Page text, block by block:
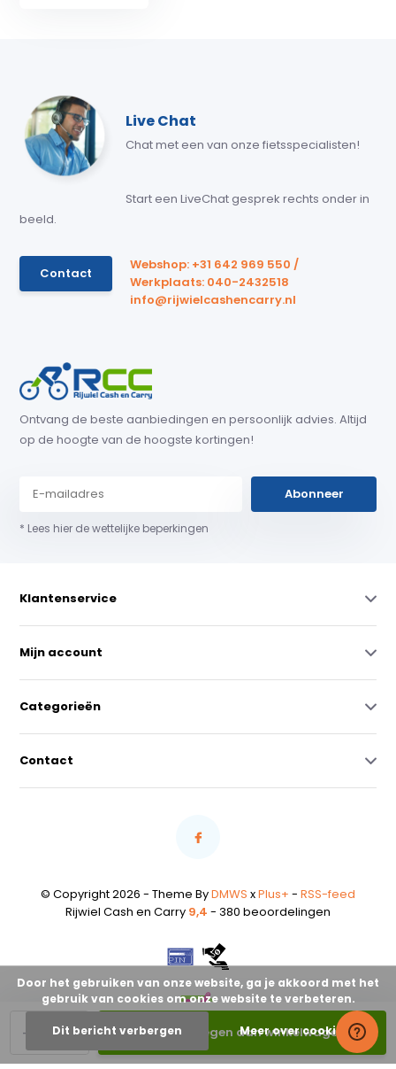
+
- Toevoegen aan winkelwagen
Live Chat
Chat met een van onze fietsspecialisten!
Start een LiveChat gesprek rechts onder in
beeld.
Contact
Webshop: +31 642 969 550 /
Werkplaats: 040-2432518
info@rijwielcashencarry.nl
Ontvang de beste aanbiedingen en persoonlijk advies. Altijd
op de hoogte van de hoogste kortingen!
Abonneer
* Lees hier de wettelijke beperkingen
Klantenservice
Mijn account
Categorieën
Contact
© Copyright 2026 - Theme ByDMWS xPlus+ - RSS-feed
Rijwiel Cash en Carry 9,4 - 380 beoordelingen
Door het gebruiken van onze website, ga je akkoord met het
gebruik van cookies om onze website te verbeteren.
Dit bericht verbergen Meer over cookies »